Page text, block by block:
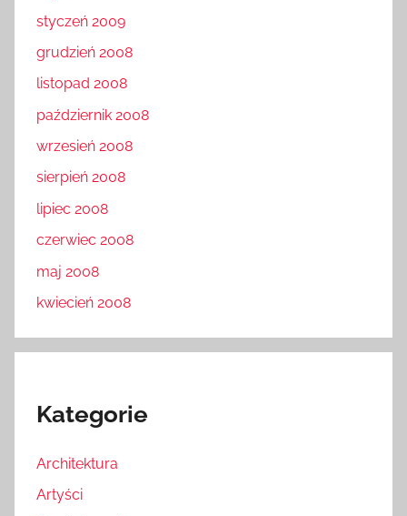
styczeń 2009
grudzień 2008
listopad 2008
październik 2008
wrzesień 2008
sierpień 2008
lipiec 2008
czerwiec 2008
maj 2008
kwiecień 2008
Kategorie
Architektura
Artyści